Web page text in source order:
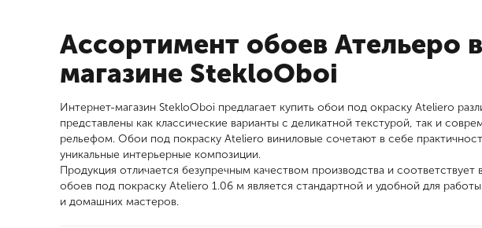
Ассортимент обоев Ательеро
магазине StekloOboi
Интернет-магазин StekloOboi предлагает купить обои под окраску Ateliero
представлены как классические варианты с деликатной текстурой, так и
рельефом. Обои под покраску Ateliero виниловые сочетают в себе
уникальные интерьерные композиции.
Продукция отличается безупречным качеством производства и
обоев под покраску Ateliero 1.06 м является стандартной и удобной для
и домашних мастеров.